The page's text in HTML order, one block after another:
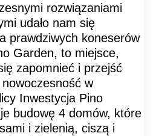
rozwiązaniami
udało nam się
prawdziwych koneserów
Garden, to miejsce,
zapomnieć i przejść
w
Inwestycja Pino
budowę 4 domów, które
i zielenią, ciszą i